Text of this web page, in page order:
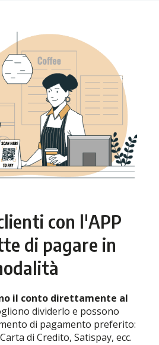
con l'APP
di pagare in
il conto direttamente al
dividerlo e possono
di pagamento preferito:
di Credito, Satispay, ecc.